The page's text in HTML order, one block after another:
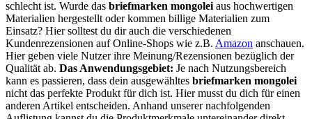
schlecht ist. Wurde das briefmarken mongolei aus hochwertigen
Materialien hergestellt oder kommen billige Materialien zum
Einsatz? Hier solltest du dir auch die verschiedenen
Kundenrezensionen auf Online-Shops wie z.B. Amazon anschauen.
Hier geben viele Nutzer ihre Meinung/Rezensionen bezüglich der
Qualität ab. Das Anwendungsgebiet: Je nach Nutzungsbereich
kann es passieren, dass dein ausgewähltes briefmarken mongolei
nicht das perfekte Produkt für dich ist. Hier musst du dich für einen
anderen Artikel entscheiden. Anhand unserer nachfolgenden